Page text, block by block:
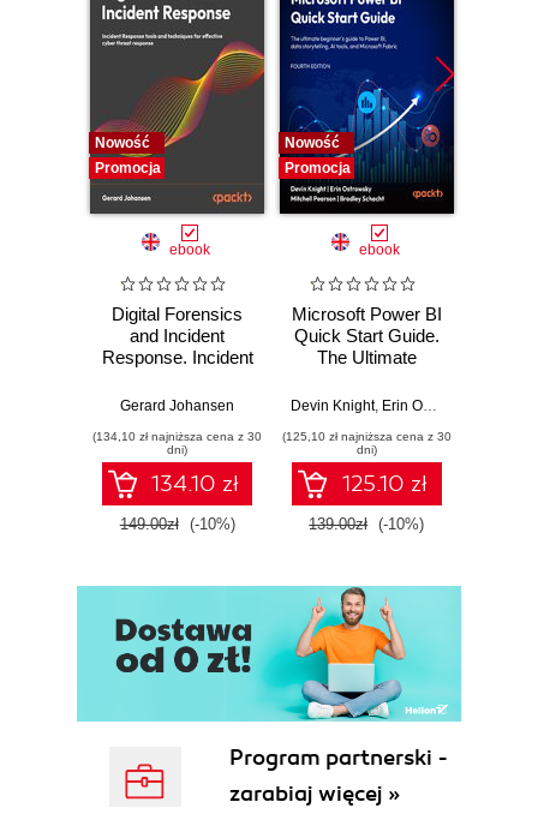
Nowość
Promocja
ebook
Digital Forensics
and Incident
Response. Incident
and techniques for
threat response -
Fourth Edition
Gerard Johansen
(134,10 zł najniższa cena z 30
dni)
134.10 zł
149.00zł (-10%)
Nowość
Promocja
ebook
Microsoft Power BI
Quick Start Guide.
The Ultimate
to Power BI, Data
Tools, and
Microsoft Fabric -
Fourth Edition
Devin Knight, Erin Ostrowsky
(125,10 zł najniższa cena z 30
dni)
125.10 zł
139.00zł (-10%)
Program partnerski -
zarabiaj więcej »